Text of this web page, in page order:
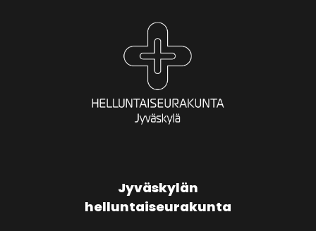
Jyväskylän
helluntaiseurakunta